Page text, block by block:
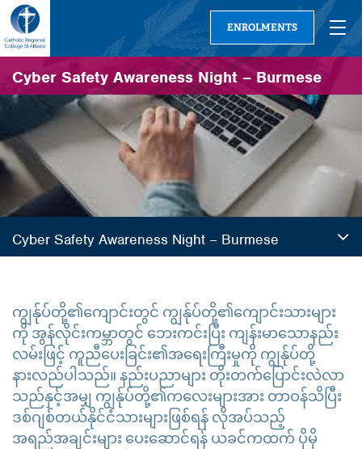
ENROLMENTS
Cyber Safety Awareness Night – Burmese
Cyber Safety Awareness Night – Burmese
ကျွန်ုပ်တို့၏ကျောင်းတွင် ကျွန်ုပ်တို့၏ကျောင်းသားများ
ကို အွန်လိုင်းကမ္ဘာတွင် ဘေးကင်းပြီး ကျန်းမာသောနည်း
လမ်းဖြင့် ကူညီပေးခြင်း၏အရေးကြီးမှုကို ကျွန်ုပ်တို့
နားလည်ပါသည်။ နည်းပညာများ တိုးတက်ပြောင်းလဲလာ
သည်နှင့်အမျှ ကျွန်ုပ်တို့၏ကလေးများအား တာဝန်သိပြီး
ဒစ်ဂျစ်တယ်နိုင်ငံသားများဖြစ်ရန် လိုအပ်သည့်
အရည်အချင်းများ ပေးဆောင်ရန် ယခင်ကထက် ပိုမို